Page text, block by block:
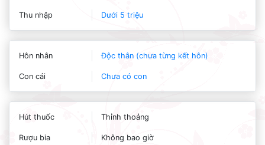
Thu nhập Dưới 5 triệu
Hôn nhân Độc thân (chưa từng kết hôn)
Con cái Chưa có con
Hút thuốc Thỉnh thoảng
Rượu bia Không bao giờ